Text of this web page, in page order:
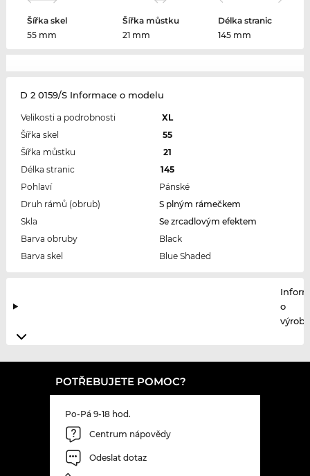
Šířka skel
55 mm
Šířka můstku
21 mm
Délka stranic
145 mm
D 2 0159/S Informace o modelu
Velikosti a podrobnosti
XL
Šířka skel
55
Šířka můstku
21
Délka stranic
145
Pohlaví
Pánské
Druh rámů (obrub)
S plným rámečkem
Skla
Se zrcadlovým efektem
Barva obruby
Black
Barva skel
Blue Shaded
o
POTŘEBUJETE POMOC?
Po-Pá 9-18 hod.
Centrum nápovědy
Odeslat dotaz